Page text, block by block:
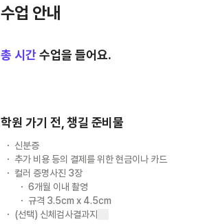
수업 안내
총 시간수업을 들어요.
학원 가기 전, 챙길 준비물
신분증
추가 비용 등의 결제를 위한 현금이나 카드
컬러 증명사진 3장
6개월 이내 촬영
규격 3.5cm x 4.5cm
(선택) 신체검사결과지